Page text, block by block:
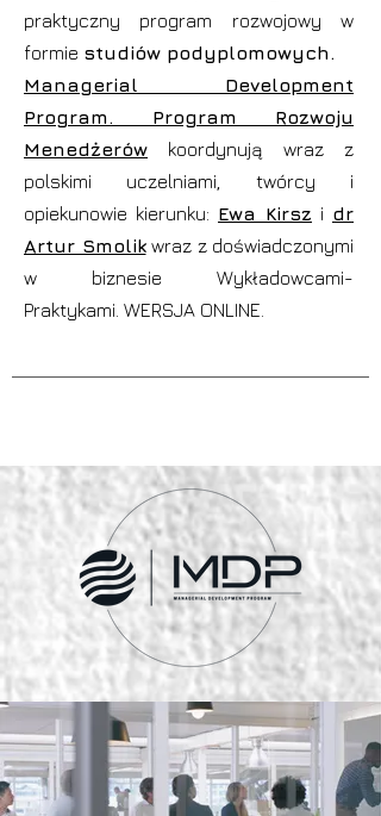
praktyczny program rozwojowy w
formie studiów podyplomowych.
Managerial Development
Program. Program Rozwoju
Menedżerów koordynują wraz z
polskimi uczelniami, twórcy i
opiekunowie kierunku: Ewa Kirsz i dr
Artur Smolikwraz z doświadczonymi
w biznesie Wykładowcami-
Praktykami. WERSJA ONLINE.